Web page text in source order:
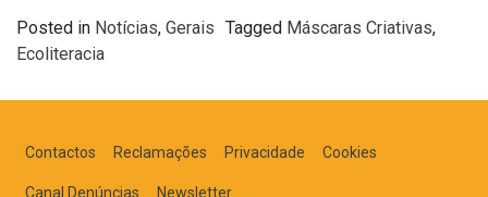
Posted in Notícias, Gerais Tagged Máscaras Criativas,
Ecoliteracia
Contactos Reclamações Privacidade Cookies
Canal Denúncias Newsletter